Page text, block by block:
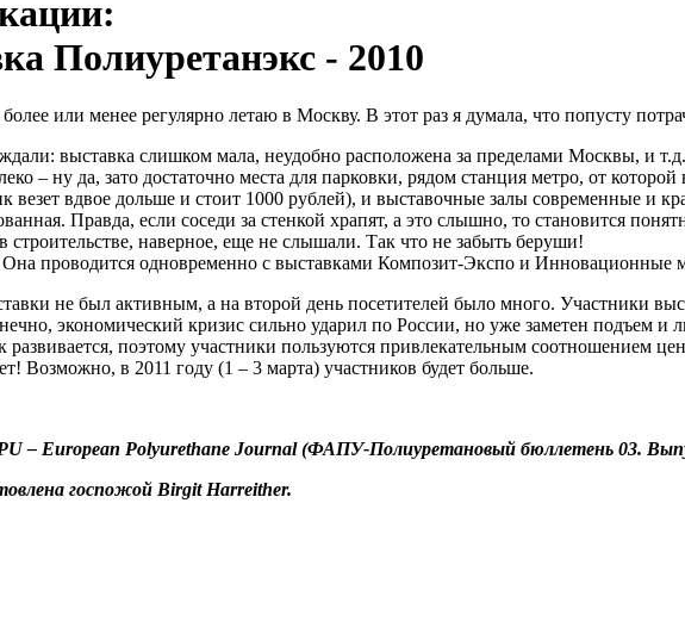
Полиуретанэкс - 2010
или менее регулярно летаю в Москву. В этот раз я думала, что попусту
выставка слишком мала, неудобно расположена за пределами Москвы, и
– ну да, зато достаточно места для парковки, рядом станция метро, от
везет вдвое дольше и стоит 1000 рублей), и выставочные залы современные и
Правда, если соседи за стенкой храпят, а это слышно, то становится
строительстве, наверное, еще не слышали. Так что не забыть беруши!
проводится одновременно с выставками Композит-Экспо и Инновационные
не был активным, а на второй день посетителей было много. Участники
экономический кризис сильно ударил по России, но уже заметен подъем
развивается, поэтому участники пользуются привлекательным соотношением
Возможно, в 2011 году (1 – 3 марта) участников будет больше.
– European Polyurethane Journal (ФАПУ-Полиуретановый бюллетень 03.
госпожой Birgit Harreither.